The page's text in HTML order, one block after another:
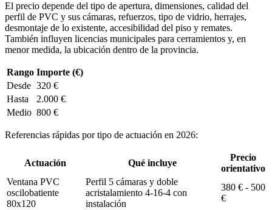
El precio depende del tipo de apertura, dimensiones, calidad del
perfil de PVC y sus cámaras, refuerzos, tipo de vidrio, herrajes,
desmontaje de lo existente, accesibilidad del piso y remates.
También influyen licencias municipales para cerramientos y, en
menor medida, la ubicación dentro de la provincia.
Rango Importe (€)
Desde 320 €
Hasta
2.000 €
Medio 800 €
Referencias rápidas por tipo de actuación en 2026:
Actuación Qué incluye
Precio
orientativo
Ventana PVC
oscilobatiente
80x120
Perfil 5 cámaras y doble
acristalamiento 4-16-4 con
instalación
380 € - 500
€